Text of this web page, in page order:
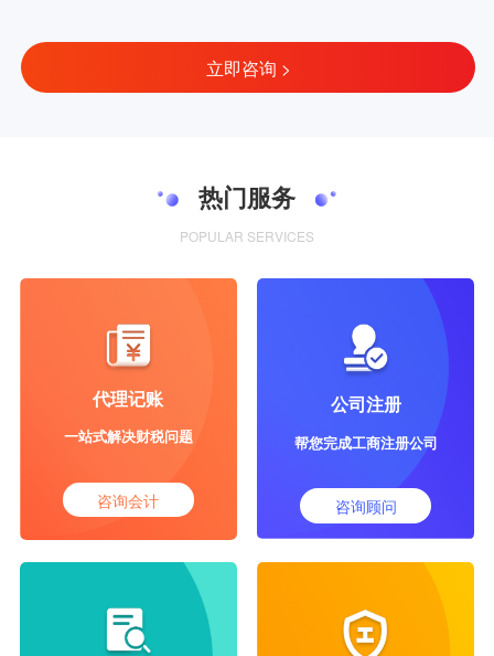
立即咨询 >
热门服务
POPULAR SERVICES
代理记账
一站式解决财税问题
咨询会计
公司注册
帮您完成工商注册公司
咨询顾问